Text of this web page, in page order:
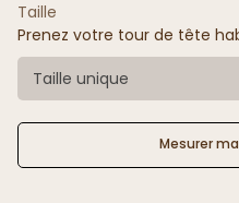
Taille
Prenez votre tour de tête
Taille unique
Mesurer